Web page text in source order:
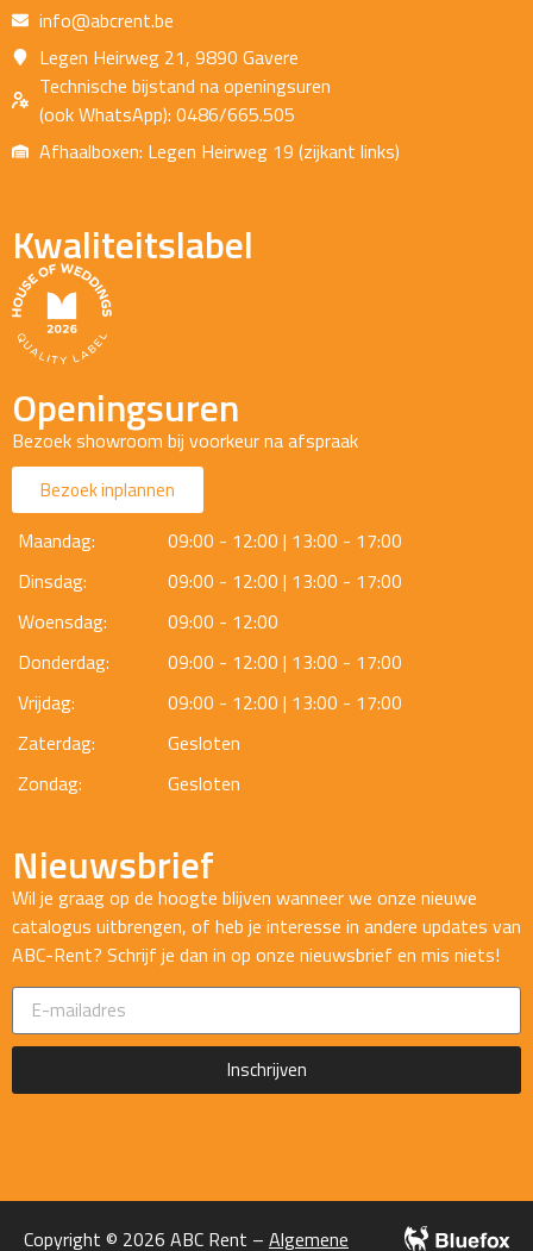
info@abcrent.be
Legen Heirweg 21, 9890 Gavere
Technische bijstand na openingsuren
(ook WhatsApp): 0486/665.505
Afhaalboxen: Legen Heirweg 19 (zijkant links)
Kwaliteitslabel
Openingsuren
Bezoek showroom bij voorkeur na afspraak
Bezoek inplannen
Maandag:
09:00 - 12:00 | 13:00 - 17:00
Dinsdag:
09:00 - 12:00 | 13:00 - 17:00
Woensdag:
09:00 - 12:00
Donderdag:
09:00 - 12:00 | 13:00 - 17:00
Vrijdag:
09:00 - 12:00 | 13:00 - 17:00
Zaterdag:
Gesloten
Zondag:
Gesloten
Nieuwsbrief
Wil je graag op de hoogte blijven wanneer we onze nieuwe
catalogus uitbrengen, of heb je interesse in andere updates van
ABC-Rent? Schrijf je dan in op onze nieuwsbrief en mis niets!
Inschrijven
Copyright © 2026 ABC Rent – Algemene